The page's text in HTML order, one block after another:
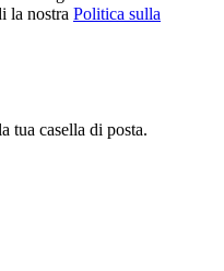
la nostra Politica sulla
tua casella di posta.